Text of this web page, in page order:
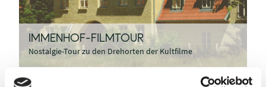
IMMENHOF-FILMTOUR
Nostalgie-Tour zu den Drehorten der Kultfilme